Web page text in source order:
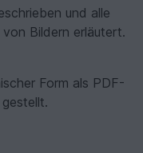
und alle
Bildern erläutert.
Form als PDF-